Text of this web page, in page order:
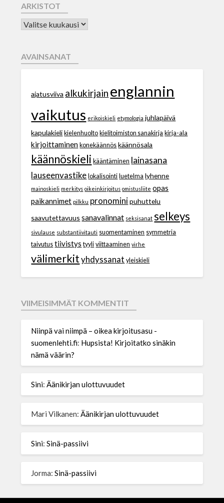
ARKISTOT
AVAINSANAT
ajatusviiva alkukirjain englannin
vaikutus erikoiskieli etymologia juhlapäivä
kapulakieli kielenhuolto kielitoimiston sanakirja kirja-ala
kirjoittaminen konekäännös käännösala
käännöskieli kääntäminen lainasana
lauseenvastike lokalisointi luetelma lyhenne
mainoskieli merkitys oikeinkirjoitus omistusliite opas
paikannimet pilkku pronomini puhuttelu
saavutettavuus sanavalinnat seksisanat selkeys
sivulause substantiivitauti suomentaminen symmetria
taivutus tiivistys tyyli viittaaminen virhe
välimerkit yhdyssanat yleiskieli
VIIMEISIMMÄT KOMMENTIT
Niinpä vai niimpä – oikea kirjoitusasu -
suomenlehti.fi: Hupsista! Kirjoitatko sinäkin
nämä väärin?
Sini: Äänikirjan ulottuvuudet
Mari Vilkanen: Äänikirjan ulottuvuudet
Sini:Sinä-passiivi
Jorma:Sinä-passiivi